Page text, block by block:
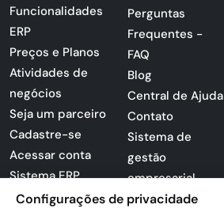
Funcionalidades
ERP
Preços e Planos
Atividades de
negócios
Seja um parceiro
Cadastre-se
Acessar conta
Sistema ERP
Apresentação
Perguntas
Frequentes -
FAQ
Blog
Central de Ajuda
Contato
Sistema de
gestão
empresarial
Sistema para
Configurações de privacidade